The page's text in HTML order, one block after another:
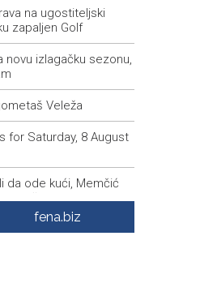
na ugostiteljski
zapaljen Golf
novu izlagačku sezonu,
Veleža
for Saturday, 8 August
da ode kući, Memčić
Kinoscope and
godine (subota)
fena.biz